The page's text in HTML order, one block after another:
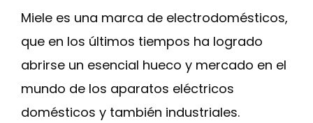
Miele es una marca de electrodomésticos,
que en los últimos tiempos ha logrado
abrirse un esencial hueco y mercado en el
mundo de los aparatos eléctricos
domésticos y también industriales.